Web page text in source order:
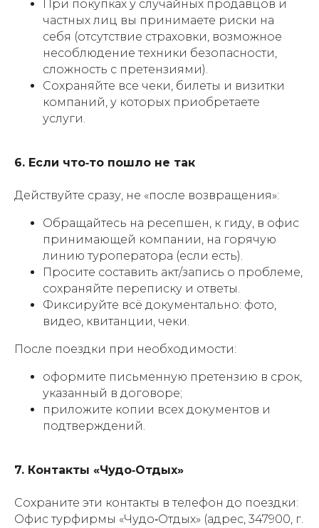
При покупках у случайных продавцов и
частных лиц вы принимаете риски на
себя (отсутствие страховки, возможное
несоблюдение техники безопасности,
сложность с претензиями).
Сохраняйте все чеки, билеты и визитки
компаний, у которых приобретаете
услуги.
6. Если что‑то пошло не так
Действуйте сразу, не «после возвращения»:
Обращайтесь на ресепшен, к гиду, в офис
принимающей компании, на горячую
линию туроператора (если есть).
Просите составить акт/запись о проблеме,
сохраняйте переписку и ответы.
Фиксируйте всё документально: фото,
видео, квитанции, чеки.
После поездки при необходимости:
оформите письменную претензию в срок,
указанный в договоре;
приложите копии всех документов и
подтверждений.
7. Контакты «Чудо‑Отдых»
Сохраните эти контакты в телефон до поездки:
Офис турфирмы «Чудо‑Отдых» (адрес, 347900, г.